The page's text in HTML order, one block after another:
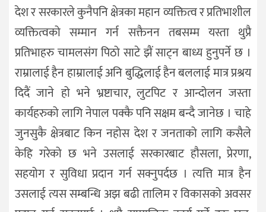
देश र सरकारले कुनैपनि क्षेत्रका महान व्यक्तित्व र प्रतिभाशील
व्यक्तित्वको सम्मान गर्न सक्तैनन तबसम्म यस्ता थुप्रै
प्रतिभाहरु चामलसंग पिठो साटे झैं साट्न बाध्य हुनुपर्ने छ ।
राम्रालाई हैन हाम्रालाई अनि बुद्धिलाई हैन बललाई मात्र प्रश्रय
दिदैं जाने हो भने भ्रष्टाचार, लुटपिट र आन्दोलन जस्ता
कार्यहरुको लागि नेपाल पक्कै पनि सक्षम बन्दै जानेछ । चाहे
जुनसुकै क्षेत्रबाट किन नहोस देश र जनताको लागि कसैले
केहि गरेको छ भने उसलाई सरकारबाट हौसला, प्रेरणा,
सहयोग र सुविधा प्रदान गर्न सक्नुपर्दछ । त्यत्ति मात्र हैन
उसलाई त्यस सम्बन्धि अझ बढी तालिम र विकासको अवसर